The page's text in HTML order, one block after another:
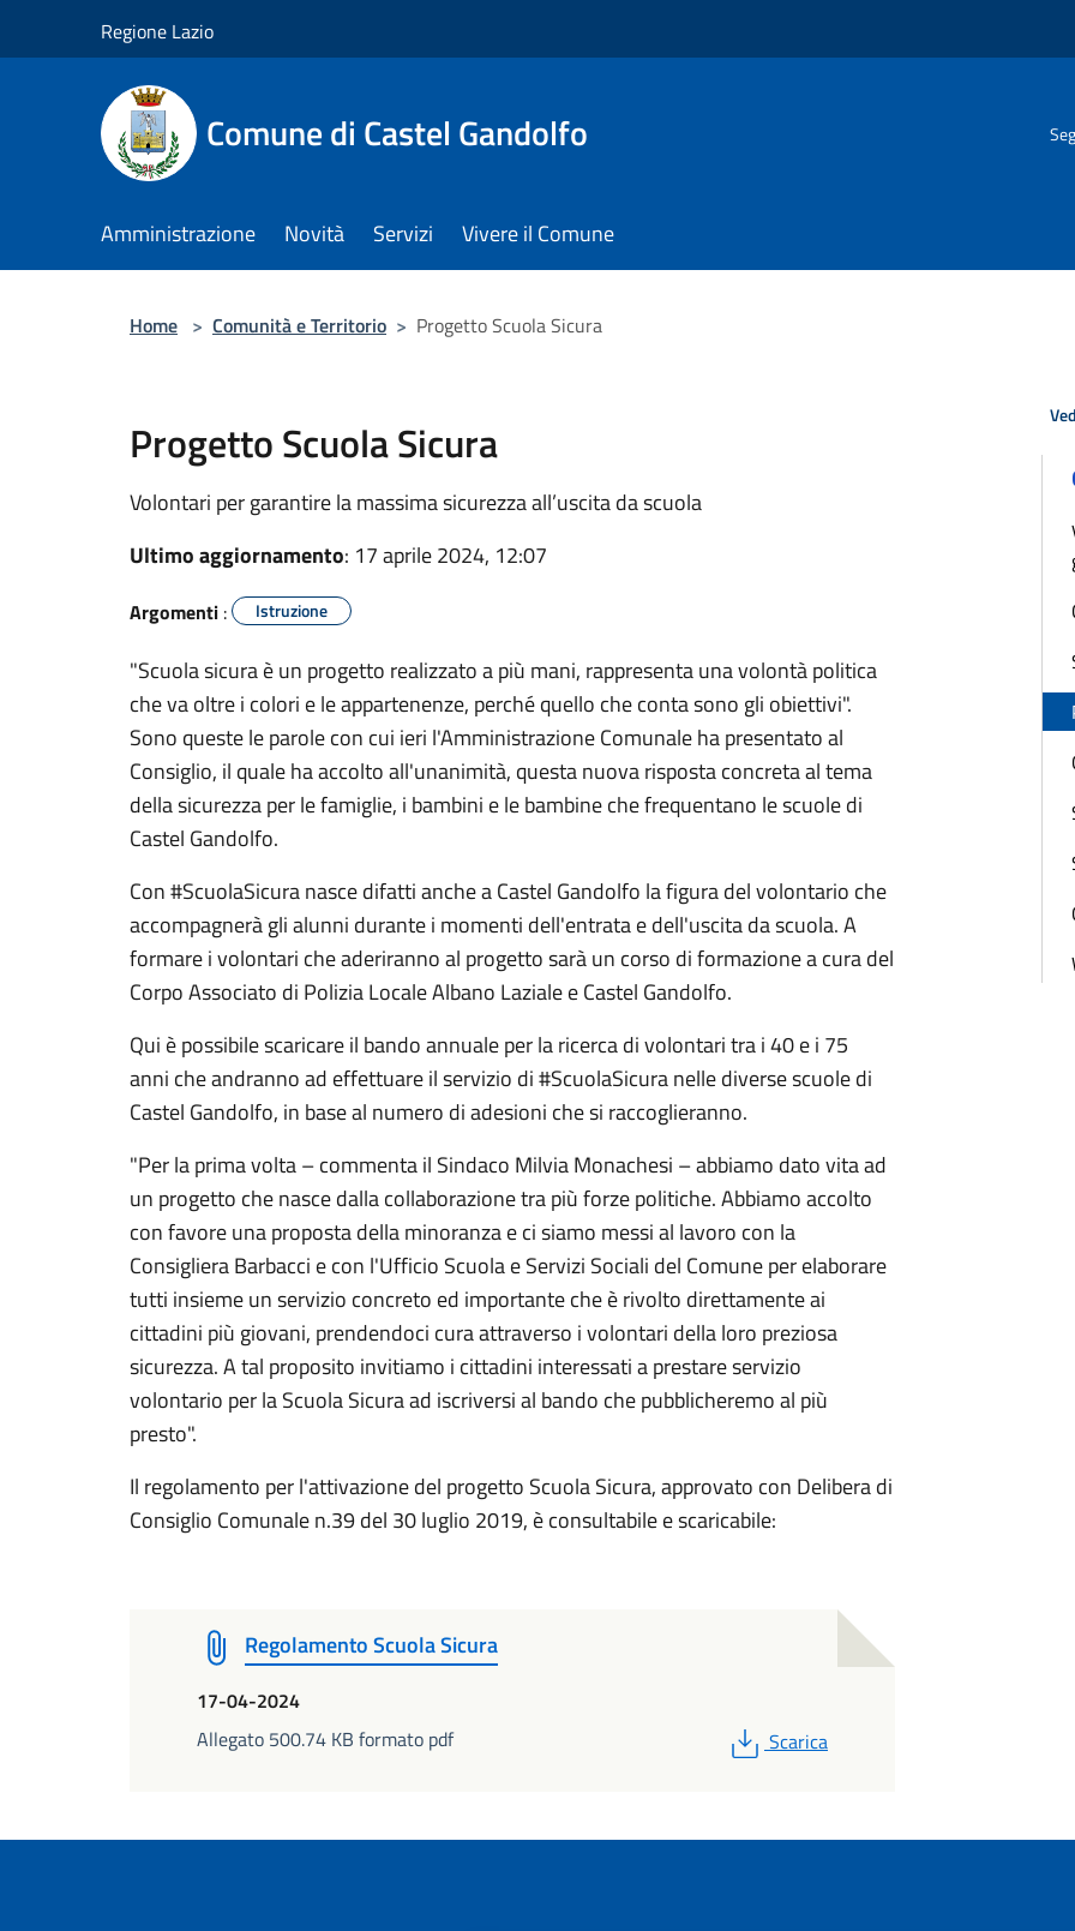
Regione Lazio
Comune di Castel Gandolfo
Amministrazione Novità Servizi Vivere il Comune
Home > Comunità e Territorio > Progetto Scuola Sicura
Progetto Scuola Sicura
Volontari per garantire la massima sicurezza all’uscita da scuola
Ultimo aggiornamento: 17 aprile 2024, 12:07
Argomenti : Istruzione
"Scuola sicura è un progetto realizzato a più mani, rappresenta una volontà politica
che va oltre i colori e le appartenenze, perché quello che conta sono gli obiettivi".
Sono queste le parole con cui ieri l'Amministrazione Comunale ha presentato al
Consiglio, il quale ha accolto all'unanimità, questa nuova risposta concreta al tema
della sicurezza per le famiglie, i bambini e le bambine che frequentano le scuole di
Castel Gandolfo.
Con #ScuolaSicura nasce difatti anche a Castel Gandolfo la figura del volontario che
accompagnerà gli alunni durante i momenti dell'entrata e dell'uscita da scuola. A
formare i volontari che aderiranno al progetto sarà un corso di formazione a cura del
Corpo Associato di Polizia Locale Albano Laziale e Castel Gandolfo.
Qui è possibile scaricare il bando annuale per la ricerca di volontari tra i 40 e i 75
anni che andranno ad effettuare il servizio di #ScuolaSicura nelle diverse scuole di
Castel Gandolfo, in base al numero di adesioni che si raccoglieranno.
"Per la prima volta – commenta il Sindaco Milvia Monachesi – abbiamo dato vita ad
un progetto che nasce dalla collaborazione tra più forze politiche. Abbiamo accolto
con favore una proposta della minoranza e ci siamo messi al lavoro con la
Consigliera Barbacci e con l'Ufficio Scuola e Servizi Sociali del Comune per elaborare
tutti insieme un servizio concreto ed importante che è rivolto direttamente ai
cittadini più giovani, prendendoci cura attraverso i volontari della loro preziosa
sicurezza. A tal proposito invitiamo i cittadini interessati a prestare servizio
volontario per la Scuola Sicura ad iscriversi al bando che pubblicheremo al più
presto".
Il regolamento per l'attivazione del progetto Scuola Sicura, approvato con Delibera di
Consiglio Comunale n.39 del 30 luglio 2019, è consultabile e scaricabile:
Regolamento Scuola Sicura
17-04-2024
Allegato 500.74 KB formato pdf
PDF
Scarica